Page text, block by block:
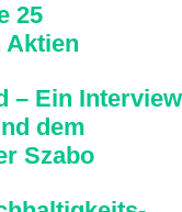
25
Aktien
– Ein Interview
dem
Szabo